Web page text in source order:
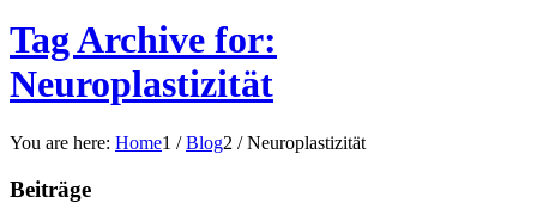
Tag Archive for:
Neuroplastizität
You are here: Home1 / Blog2 / Neuroplastizität
Beiträge